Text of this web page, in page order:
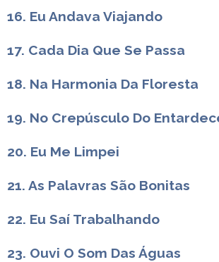
16. Eu Andava Viajando
17. Cada Dia Que Se Passa
18. Na Harmonia Da Floresta
19. No Crepúsculo Do
20. Eu Me Limpei
21. As Palavras São Bonitas
22. Eu Saí Trabalhando
23. Ouvi O Som Das Águas